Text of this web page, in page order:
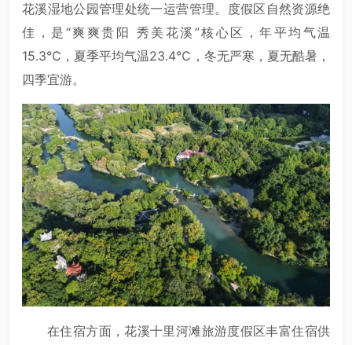
花溪湿地公园管理处统一运营管理。度假区自然资源绝
佳，是“爽爽贵阳 秀美花溪”核心区，年平均气温
15.3℃，夏季平均气温23.4℃，冬无严寒，夏无酷暑，
四季宜游。
在住宿方面，花溪十里河滩旅游度假区丰富住宿供